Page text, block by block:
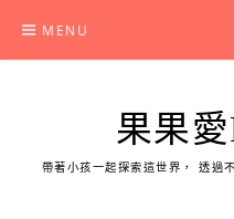
content
MENU
果果
帶著小孩一起探索這世界， 透過